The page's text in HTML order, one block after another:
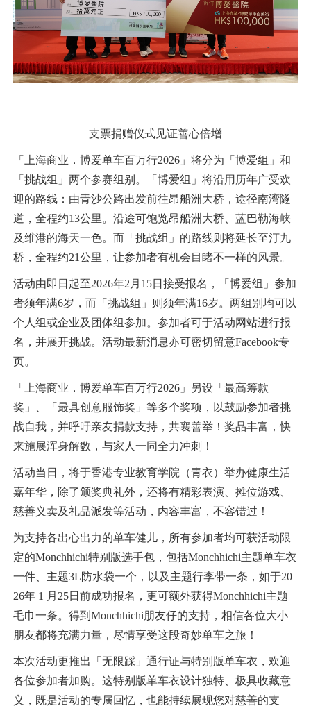
支票捐赠仪式见证善心倍增
「上海商业．博爱单车百万行2026」将分为「博爱组」和
「挑战组」两个参赛组别。「博爱组」将沿用历年广受欢
迎的路线：由青沙公路出发前往昂船洲大桥，途径南湾隧
道，全程约13公里。沿途可饱览昂船洲大桥、蓝巴勒海峡
及维港的海天一色。而「挑战组」的路线则将延长至汀九
桥，全程约21公里，让参加者有机会目睹不一样的风景。
活动由即日起至2026年2月15日接受报名，「博爱组」参加
者须年满6岁，而「挑战组」则须年满16岁。两组别均可以
个人组或企业及团体组参加。参加者可于活动网站进行报
名，并展开挑战。活动最新消息亦可密切留意Facebook专
页。
「上海商业．博爱单车百万行2026」另设「最高筹款
奖」、「最具创意服饰奖」等多个奖项，以鼓励参加者挑
战自我，并呼吁亲友捐款支持，共襄善举！奖品丰富，快
来施展浑身解数，与家人一同全力冲刺！
活动当日，将于香港专业教育学院（青衣）举办健康生活
嘉年华，除了颁奖典礼外，还将有精彩表演、摊位游戏、
慈善义卖及礼品派发等活动，内容丰富，不容错过！
为支持各出心出力的单车健儿，所有参加者均可获活动限
定的Monchhichi特别版选手包，包括Monchhichi主题单车衣
一件、主题3L防水袋一个，以及主题行李带一条，如于20
26年 1 月25日前成功报名，更可额外获得Monchhichi主题
毛巾一条。得到Monchhichi朋友仔的支持，相信各位大小
朋友都将充满力量，尽情享受这段奇妙单车之旅！
本次活动更推出「无限踩」通行证与特别版单车衣，欢迎
各位参加者加购。这特别版单车衣设计独特、极具收藏意
义，既是活动的专属回忆，也能持续展现您对慈善的支